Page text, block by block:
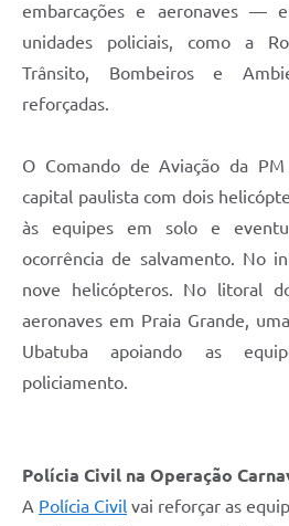
embarcações e aeronaves —
unidades policiais, como a
Trânsito, Bombeiros e
reforçadas.
O Comando de Aviação da
capital paulista com dois
às equipes em solo e
ocorrência de salvamento. No
nove helicópteros. No litoral
aeronaves em Praia Grande,
Ubatuba apoiando as
policiamento.
Polícia Civil na Operação
A Polícia Civil vai reforçar as